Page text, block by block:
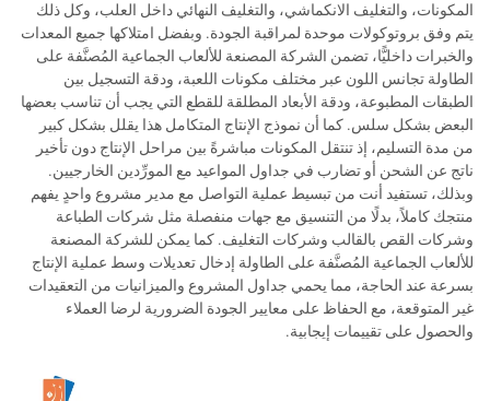
المكونات، والتغليف الانكماشي، والتغليف النهائي داخل العلب، وكل ذلك
يتم وفق بروتوكولات موحدة لمراقبة الجودة. وبفضل امتلاكها جميع المعدات
والخبرات داخليًّا، تضمن الشركة المصنعة للألعاب الجماعية المُصنَّفة على
الطاولة تجانس اللون عبر مختلف مكونات اللعبة، ودقة التسجيل بين
الطبقات المطبوعة، ودقة الأبعاد المطلقة للقطع التي يجب أن تناسب بعضها
البعض بشكل سلس. كما أن نموذج الإنتاج المتكامل هذا يقلل بشكل كبير
من مدة التسليم، إذ تنتقل المكونات مباشرةً بين مراحل الإنتاج دون تأخير
ناتج عن الشحن أو تضارب في جداول المواعيد مع المورِّدين الخارجيين.
وبذلك، تستفيد أنت من تبسيط عملية التواصل مع مدير مشروع واحدٍ يفهم
منتجك كاملاً، بدلًا من التنسيق مع جهات منفصلة مثل شركات الطباعة
وشركات القص بالقالب وشركات التغليف. كما يمكن للشركة المصنعة
للألعاب الجماعية المُصنَّفة على الطاولة إدخال تعديلات وسط عملية الإنتاج
بسرعة عند الحاجة، مما يحمي جداول المشروع والميزانيات من التعقيدات
غير المتوقعة، مع الحفاظ على معايير الجودة الضرورية لرضا العملاء
والحصول على تقييمات إيجابية.